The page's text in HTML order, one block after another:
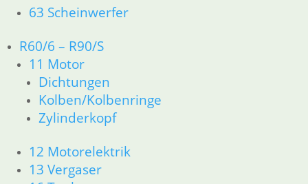
63 Scheinwerfer
R60/6 – R90/S
11 Motor
Dichtungen
Kolben/Kolbenringe
Zylinderkopf
12 Motorelektrik
13 Vergaser
51 Spiegel & Schlösser
62 Instrumente
63 Scheinwerfer
R50 R69/S
11 Motor
Dichtungen
Zylinderkopf
13 Vergaser
16 Tank